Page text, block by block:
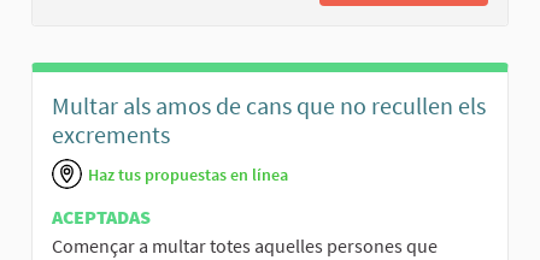
Multar als amos de cans que no recullen els
excrements
Haz tus propuestas en línea
ACEPTADAS
Començar a multar totes aquelles persones que